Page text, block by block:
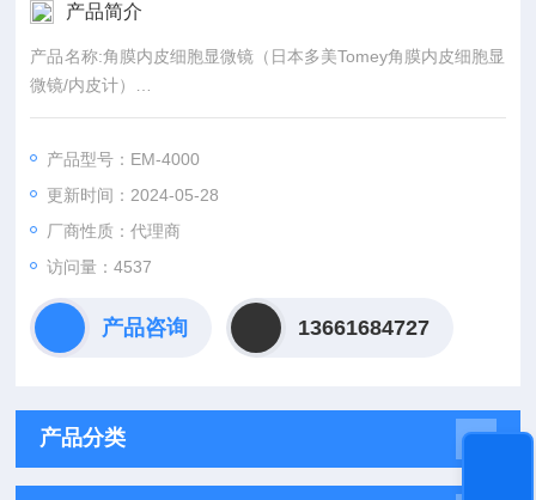
产品简介
产品名称:角膜内皮细胞显微镜（日本多美Tomey角膜内皮细胞显
微镜/内皮计）
适用范围/预期用途;该产品用于眼角膜内皮细胞显微放大检查、
产品型号：EM-4000
更新时间：2024-05-28
厂商性质：代理商
访问量：4537
产品咨询 13661684727
产品分类